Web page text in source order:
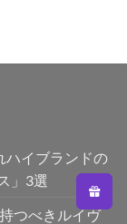
ハイブランドの
」3選
つべきルイヴ